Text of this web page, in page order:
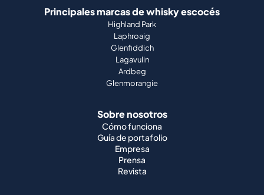
Principales marcas de whisky escocés
Highland Park
Laphroaig
Glenfiddich
Lagavulin
Ardbeg
Glenmorangie
Sobre nosotros
Cómo funciona
Guía de portafolio
Empresa
Prensa
Revista